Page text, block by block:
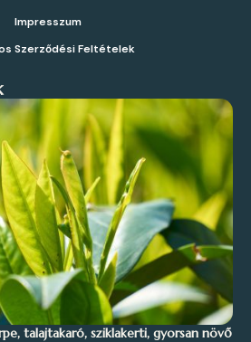
Impresszum
Szerződési Feltételek
talajtakaró, sziklakerti, gyorsan növő